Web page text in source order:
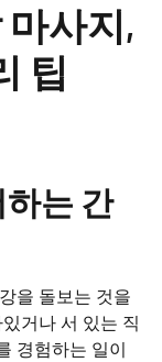
마사지,
팁
는 간
을 돌보는 것을
거나 서 있는 직
경험하는 일이